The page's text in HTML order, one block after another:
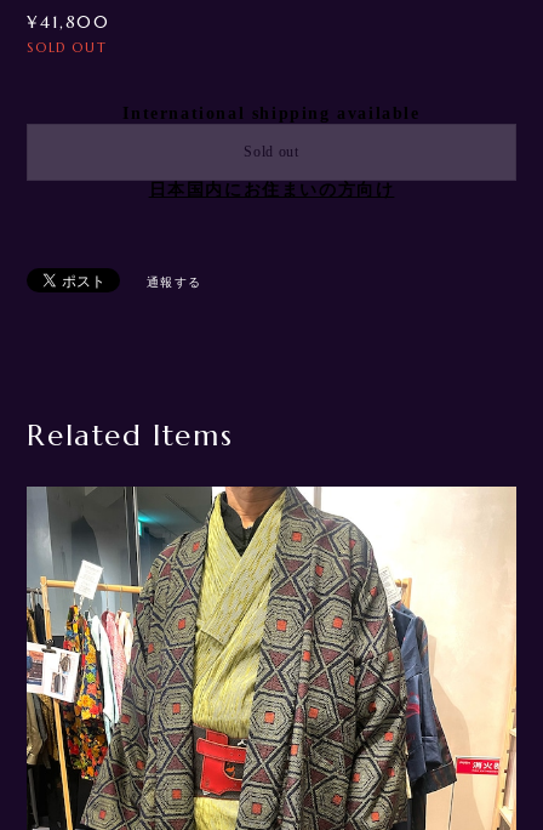
¥41,800
SOLD OUT
International shipping available
Sold out
日本国内にお住まいの方向け
通報する
Related Items